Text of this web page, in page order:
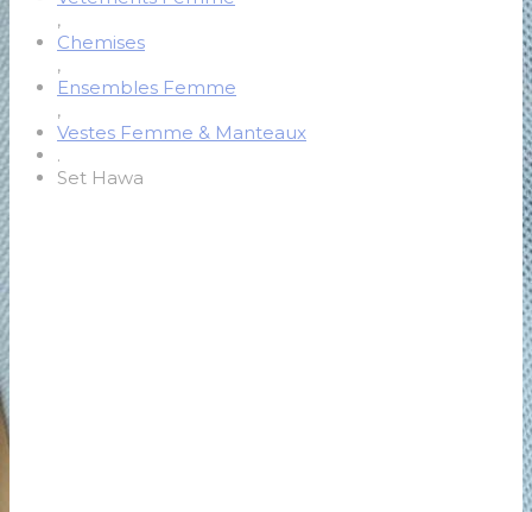
,
Chemises
,
Ensembles Femme
,
Vestes Femme & Manteaux
.
Set Hawa